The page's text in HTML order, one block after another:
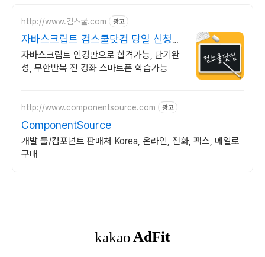
http://www.컴스쿨.com 광고
자바스크립트 컴스쿨닷컴 당일 신청&
결제시 기프티콘!
자바스크립트 인강만으로 합격가능, 단기완
성, 무한반복 전 강좌 스마트폰 학습가능
http://www.componentsource.com 광고
ComponentSource
개발 툴/컴포넌트 판매처 Korea, 온라인, 전화, 팩스, 메일로
구매